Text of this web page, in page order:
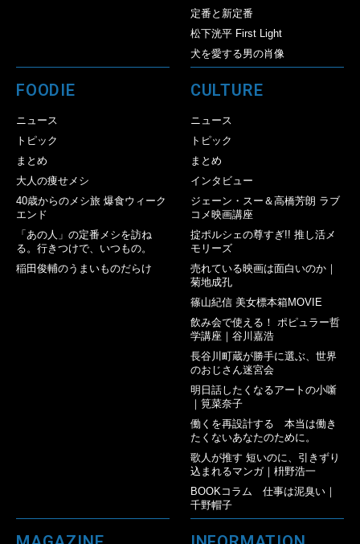
定番と新定番
松下洸平 First Light
犬を愛する男の肖像
FOODIE
ニュース
トピック
まとめ
大人の痩せメシ
40歳からのメシ旅 爆食ウィーク
エンド
「あの人」の定番メシを訪ね
る。行きつけで、いつもの。
稲田俊輔のうまいものだらけ
CULTURE
ニュース
トピック
まとめ
インタビュー
ジェーン・スー＆高橋芳朗 ラブ
コメ映画講座
掟ポルシェの尊すぎ!! 推し活メ
モリーズ
売れている映画は面白いのか｜
菊地成孔
篠山紀信 美女標本箱MOVIE
飲み会で使える！ ポピュラー哲
学講座｜谷川嘉浩
長谷川町蔵が勝手に選ぶ、世界
のおじさん迷宮会
明日話したくなるアートの小噺
｜筧菜奈子
働くを再設計する 本当は働き
たくないあなたのために。
歌人が推す 短いのに、引きずり
込まれるマンガ｜枡野浩一
BOOKコラム 仕事は泥臭い｜
千野帽子